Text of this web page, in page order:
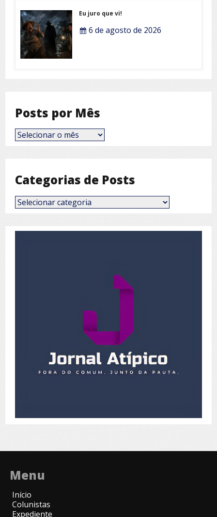
Eu juro que vi!
6 de agosto de 2026
Posts por Mês
Posts
por
Categorias de Posts
Categorias
de
Menu
Início
Colunistas
Expediente